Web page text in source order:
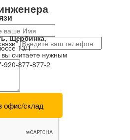
Щербинка,
13/1
920-877-877-2
офис/склад
считаете нужным